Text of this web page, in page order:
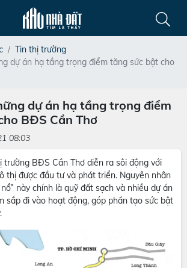
Tin thị trường
dự án hạ tầng trọng điểm tăng sức bật cho
dự án hạ tầng trọng điểm
BĐS Cần Thơ
08:03
trường BĐS Cần Thơ diễn ra sôi động với
thị được đầu tư và phát triển. Nguyên nhân
này chính là quỹ đất sạch và nhiều dự án
sắp đi vào hoạt động, góp phần tạo sức bật